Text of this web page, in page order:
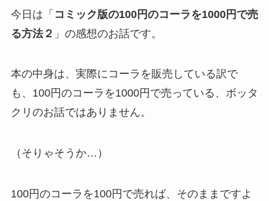
今日は「 コミック版の100円のコーラを1000円で売
る方法２ 」の感想のお話です。
本の中身は、実際にコーラを販売している訳で
も、100円のコーラを1000円で売っている、ボッタ
クリのお話ではありません。
（そりゃそうか…）
100円のコーラを100円で売れば、そのままですよ